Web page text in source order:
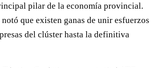
pilar de la economía provincial.
que existen ganas de unir esfuerzos
del clúster hasta la definitiva